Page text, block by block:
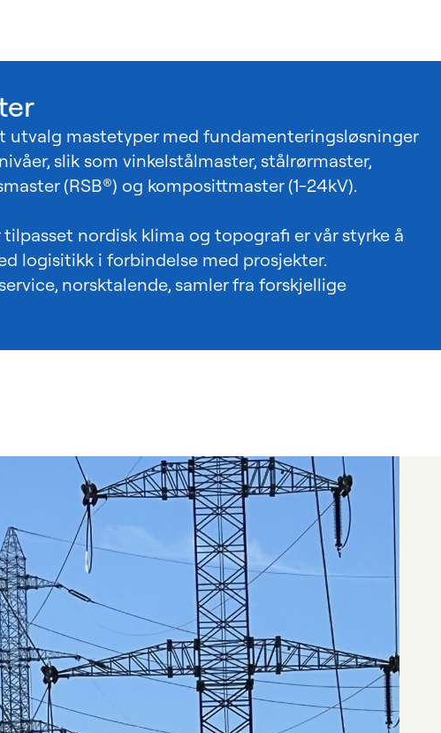
utvalg mastetyper med fundamenteringsløsninger
slik som vinkelstålmaster, stålrørmaster,
(RSB®) og komposittmaster (1-24kV).
nordisk klima og topografi er vår styrke å
logisitikk i forbindelse med prosjekter.
norsktalende, samler fra forskjellige